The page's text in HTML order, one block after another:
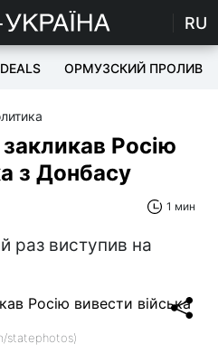
RU
ОРМУЗСКИЙ ПРОЛИВ
Росію
з Донбасу
1 мин
раз виступив на
statephotos)